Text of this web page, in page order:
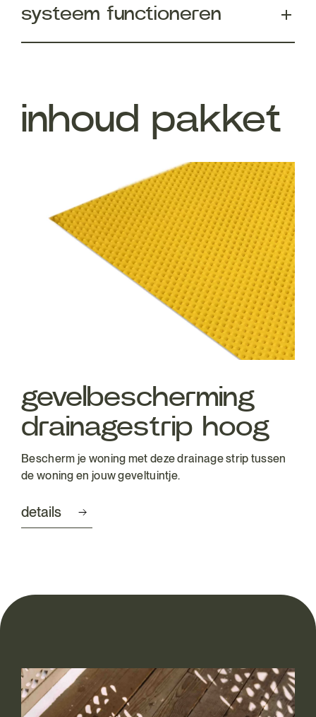
systeem functioneren
inhoud pakket
gevelbescherming
drainagestrip hoog
Bescherm je woning met deze drainage strip tussen
de woning en jouw geveltuintje.
details